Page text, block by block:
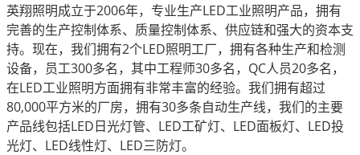
英翔照明成立于2006年，专业生产LED工业照明产品，拥有
完善的生产控制体系、质量控制体系、供应链和强大的资本支
持。现在，我们拥有2个LED照明工厂，拥有各种生产和检测
设备，员工300多名，其中工程师30多名，QC人员20多名，
在LED工业照明方面拥有非常丰富的经验。我们拥有超过
80,000平方米的厂房，拥有30多条自动生产线，我们的主要
产品线包括LED日光灯管、LED工矿灯、LED面板灯、LED投
光灯、LED线性灯、LED三防灯。